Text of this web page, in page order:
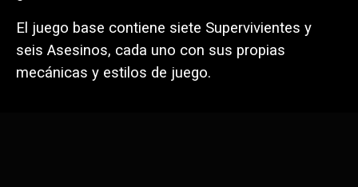
El juego base contiene siete Supervivientes y
seis Asesinos, cada uno con sus propias
mecánicas y estilos de juego.